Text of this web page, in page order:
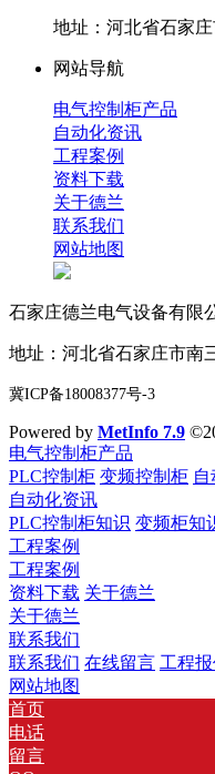
地址：河北省石家
网站导航
电气控制柜产品
自动化资讯
工程案例
资料下载
关于德兰
联系我们
网站地图
石家庄德兰电气设备有限
地址：河北省石家庄市南
冀ICP备18008377号-3
Powered by MetInfo 7.9
电气控制柜产品
PLC控制柜 变频控制柜
自动化资讯
PLC控制柜知识 变频柜知
工程案例
工程案例
资料下载 关于德兰
关于德兰
联系我们
联系我们 在线留言 工程
网站地图
首页
电话
留言